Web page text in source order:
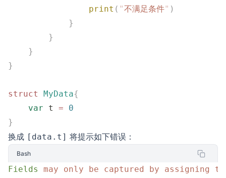
                print
( "不满足条件" )
            }
        }
    }
}
struct MyData{
    var
t = 0
}
换成 [data.t] 将提示如下错误：
Bash
Fields may only be captured by assigning to